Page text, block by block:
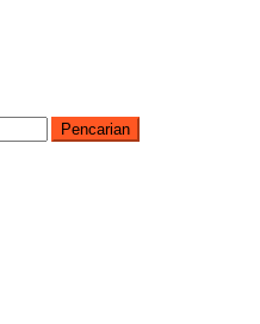
Pencarian